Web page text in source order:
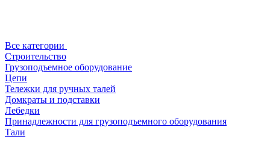
Все категории
Строительство
Грузоподъемное оборудование
Цепи
Тележки для ручных талей
Домкраты и подставки
Лебедки
Принадлежности для грузоподъемного оборудования
Тали